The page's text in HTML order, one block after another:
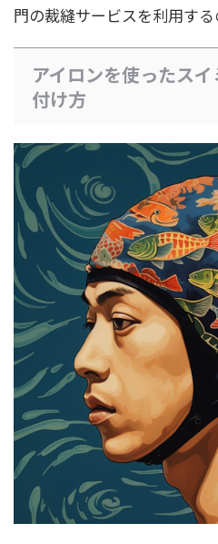
門の裁縫サービスを利用する
アイロンを使ったス
付け方